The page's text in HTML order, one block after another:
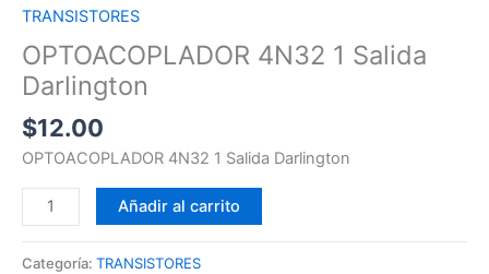
TRANSISTORES
OPTOACOPLADOR 4N32 1 Salida
Darlington
$12.00
OPTOACOPLADOR 4N32 1 Salida Darlington
Añadir al carrito
Categoría: TRANSISTORES